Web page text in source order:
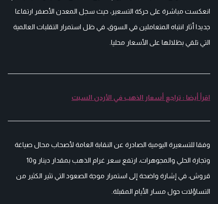
انعكست مباشرة على حركة التسعير، حيث سجل المعدن الأصفر ارتفاعا
جديدا أثار انتباه المتعاملين في السوق، في ظل استمرار التقلبات العالمية
التي تلقي بظلالها على الأسعار محليا.
اقرأ أيضا : تراجع أسعار الذهب في الأردن السبت
وفقا للتسعيرة اليومية الصادرة عن النقابة العامة لأصحاب محال صياغة
وتجارة الحلي والمجوهرات، ارتفع سعر غرام الذهب بمقدار دينار و10
قروش، في إشارة واضحة إلى استمرار موجة الصعود التي تثير الكثير من
التساؤلات حول مسار الأيام المقبلة.